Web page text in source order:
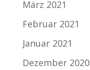
März 2021
Februar 2021
Januar 2021
Dezember 2020